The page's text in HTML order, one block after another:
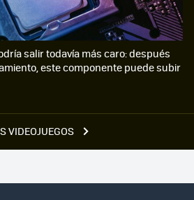
VIDEOJUEGOS
salir todavía más caro: después
este componente puede subir